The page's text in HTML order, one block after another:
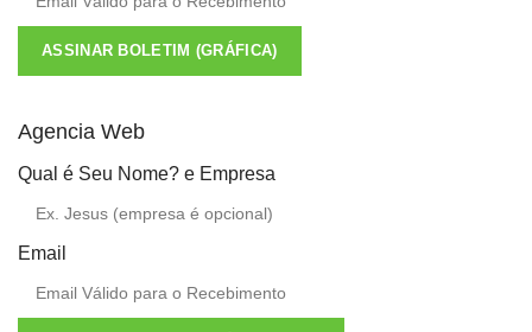
ASSINAR BOLETIM (GRÁFICA)
Agencia Web
Qual é Seu Nome? e Empresa
Email